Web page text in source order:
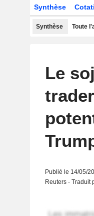
Synthèse
Synthèse Toute
Le
Publié le 14/05/
Reuters - Traduit